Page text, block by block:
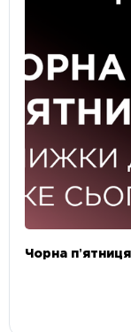
Чорна